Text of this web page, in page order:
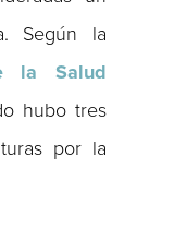
Según la
la Salud
hubo tres
por la